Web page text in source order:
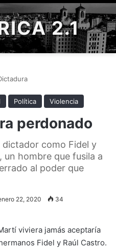
2.1
Política Violencia
perdonado
como Fidel y
un hombre que fusila a
al poder que
22, 2020 34
viviera jamás aceptaría
Fidel y Raúl Castro.